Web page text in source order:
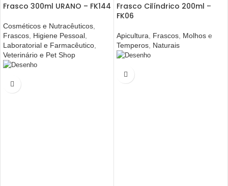
Frasco 300ml URANO – FK144
Cosméticos e Nutracêuticos
Frascos Higiene Pessoal
Laboratorial e Farmacêutico
Veterinário e Pet Shop
Frasco Cilíndrico 200ml –
FK06
Apicultura Frascos Molhos e
Temperos Naturais